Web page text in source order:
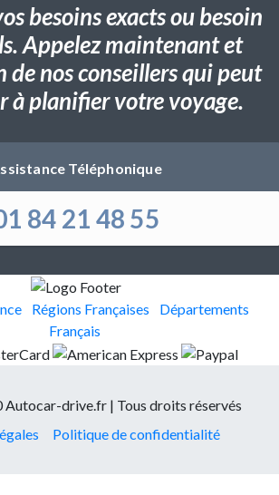
besoins exacts ou besoin
Appelez maintenant et
de nos conseillers qui peut
à planifier votre voyage.
Téléphonique
84 21 48 55
Régions Françaises
Départements
Français
drive.fr | Tous droits réservés
Politique de confidentialité